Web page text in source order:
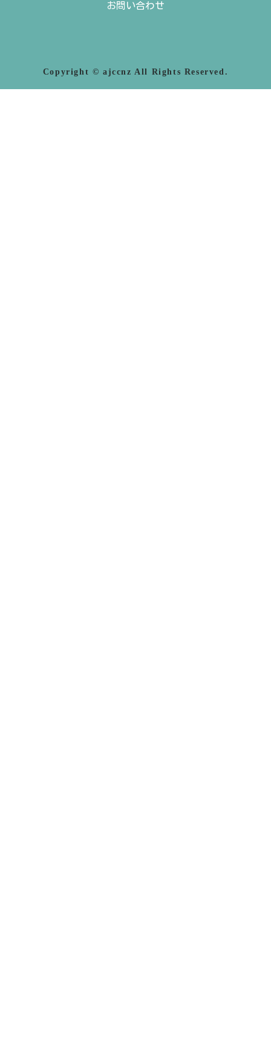
お問い合わせ
Copyright © ajccnz All Rights Reserved.